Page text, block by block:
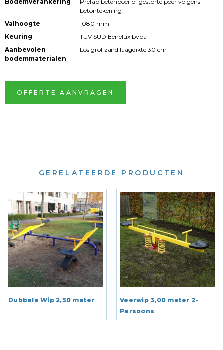
Bodemverankering
Prefab betonpoer of gestorte poer volgens
betontekening
Valhoogte
1080 mm
Keuring
TÜV SÜD Benelux bvba
Aanbevolen
bodemmaterialen
Los grof zand laagdikte 30 cm
OFFERTE AANVRAGEN
GERELATEERDE PRODUCTEN
Dubbele Wip 2,50 meter
Veerwip 3,00 meter 2-
Persoons